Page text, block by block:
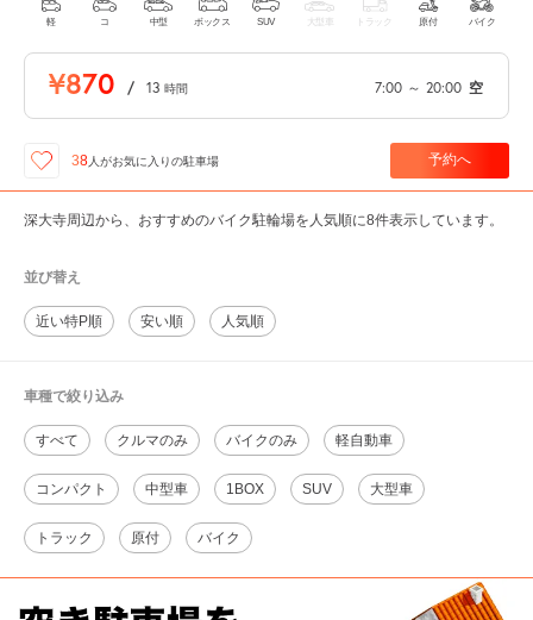
軽 コ 中型 ボックス SUV 大型車 トラック 原付 バイク
¥870 / 13 時間 7:00 ～ 20:00 空
38 人がお気に入りの駐車場 予約へ
深大寺周辺から、おすすめのバイク駐輪場を人気順に8件表示しています。
並び替え
近い特P順 安い順 人気順
車種で絞り込み
すべて クルマのみ バイクのみ 軽自動車
コンパクト 中型車 1BOX SUV 大型車
トラック 原付 バイク